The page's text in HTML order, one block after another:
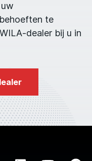
te
dealer bij u in